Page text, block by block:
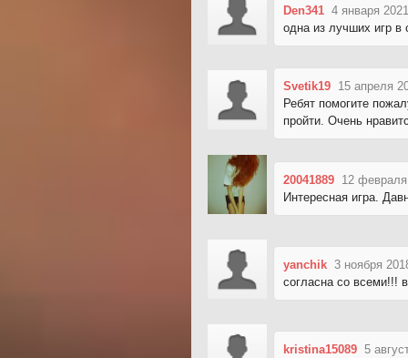
Den341 4 января
одна из лучших игр
Svetik19 15 апреля
Ребят помогите
пройти. Очень
20041889 12
Интересная игра.
yanchik 3 ноября
согласна со всеми!!!
kristina15089 5